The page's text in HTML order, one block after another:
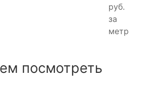
руб.
за
метр
посмотреть